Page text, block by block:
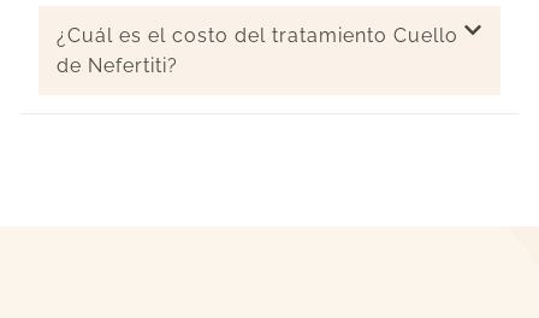
¿Cuál es el costo del tratamiento Cuello
de Nefertiti?